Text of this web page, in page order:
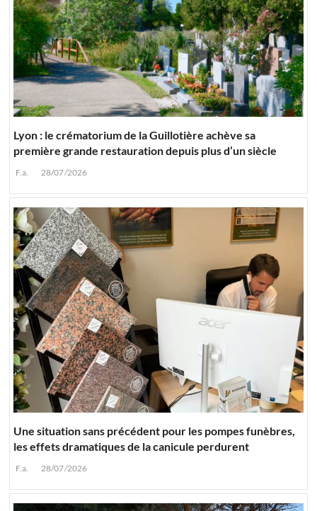
Lyon : le crématorium de la Guillotière achève sa
première grande restauration depuis plus d’un siècle
F.a. 28/07/2026
Une situation sans précédent pour les pompes funèbres,
les effets dramatiques de la canicule perdurent
F.a. 28/07/2026